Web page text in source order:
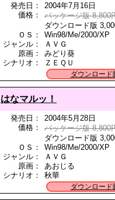
発売日：
2004年7月16日
価格：
パッケージ版 8,800
ダウンロード版
ＯＳ：
Win98/Me/2000/XP
ジャンル：
ＡＶＧ
原画：
みどり葵
シナリオ：
ＺＥＱＵ
ダウンロード
はなマルッ！
発売日：
2004年5月28日
価格：
パッケージ版 8,800
ダウンロード版
ＯＳ：
Win98/Me/2000/XP
ジャンル：
ＡＶＧ
原画：
あおじる
シナリオ：
秋華
ダウンロード